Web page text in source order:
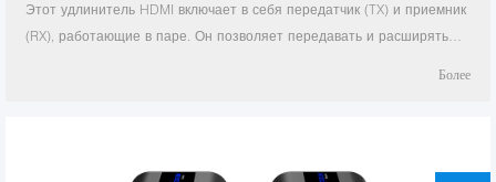
Этот удлинитель HDMI включает в себя передатчик (TX) и приемник
(RX), работающие в паре. Он позволяет передавать и расширять
Более